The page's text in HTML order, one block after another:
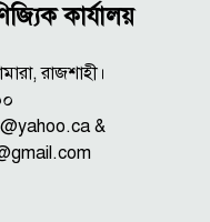
কার্যালয়
রাজশাহী।
&